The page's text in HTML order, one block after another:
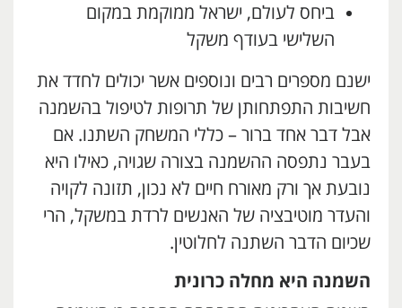
ביחס לעולם, ישראל ממוקמת במקום
השלישי בעודף משקל
ישנם מספרים רבים ונוספים אשר יכולים לחדד את
חשיבות התפתחותן של תרופות לטיפול בהשמנה
אבל דבר אחד ברור – כללי המשחק השתנו. אם
בעבר נתפסה ההשמנה בצורה שגויה, כאילו היא
נובעת אך ורק מאורח חיים לא נכון, תזונה לקויה
והעדר מוטיבציה של האנשים לרדת במשקל, הרי
שכיום הדבר השתנה לחלוטין.
השמנה היא מחלה כרונית